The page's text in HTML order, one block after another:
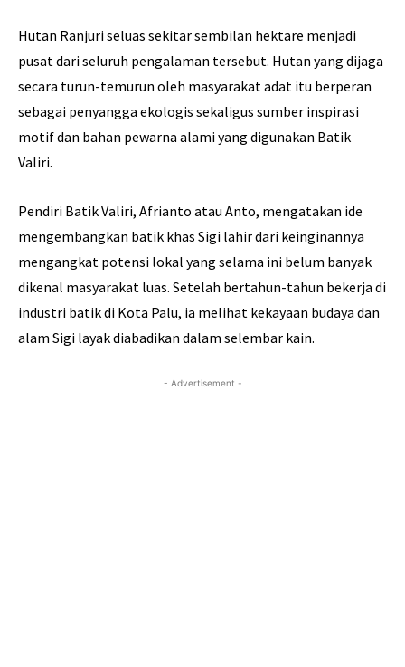
Hutan Ranjuri seluas sekitar sembilan hektare menjadi
pusat dari seluruh pengalaman tersebut. Hutan yang dijaga
secara turun-temurun oleh masyarakat adat itu berperan
sebagai penyangga ekologis sekaligus sumber inspirasi
motif dan bahan pewarna alami yang digunakan Batik
Valiri.
Pendiri Batik Valiri, Afrianto atau Anto, mengatakan ide
mengembangkan batik khas Sigi lahir dari keinginannya
mengangkat potensi lokal yang selama ini belum banyak
dikenal masyarakat luas. Setelah bertahun-tahun bekerja di
industri batik di Kota Palu, ia melihat kekayaan budaya dan
alam Sigi layak diabadikan dalam selembar kain.
- Advertisement -